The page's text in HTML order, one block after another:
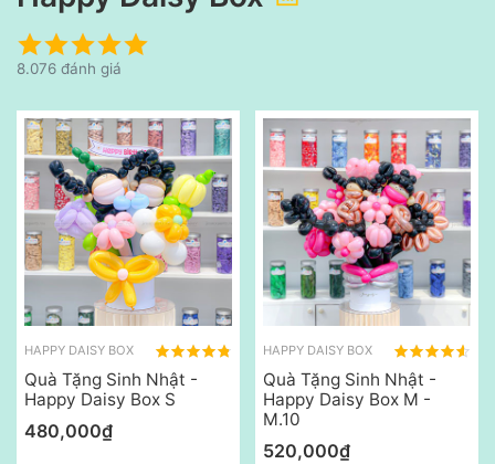
8.076 đánh giá
HAPPY DAISY BOX
Quà Tặng Sinh Nhật -
Happy Daisy Box S
480,000₫
HAPPY DAISY BOX
Quà Tặng Sinh Nhật -
Happy Daisy Box M -
M.10
520,000₫